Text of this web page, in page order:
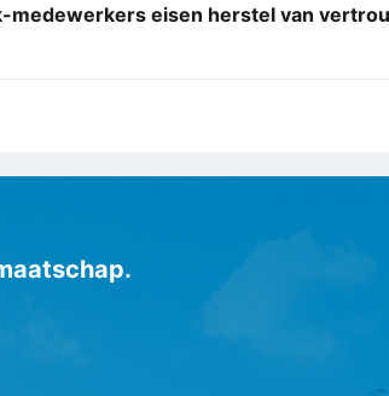
medewerkers eisen herstel van